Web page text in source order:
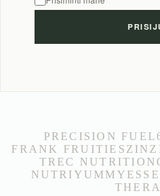
PRECISION FUEL
FRANK FRUITIES
TREC NUTRITION
NUTRIYUMMY